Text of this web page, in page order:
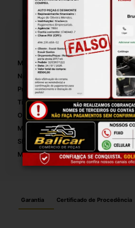
Marca:
Número De Peça:
Presilhas Incluídas:
Tipo De Veículo:
Origem:
Modelo:
SKU:
Motivo De GTIN Vacío:
Garantia Certificado de Procedência